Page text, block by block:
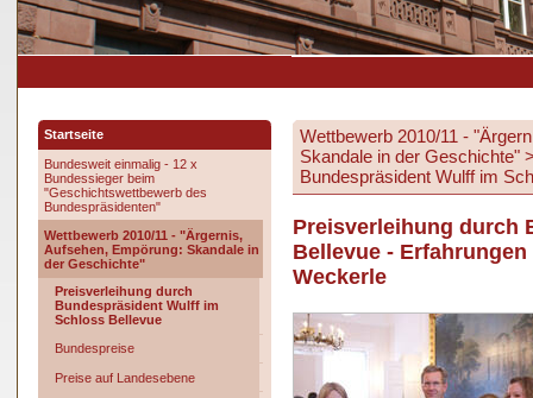
Startseite
Bundesweit einmalig - 12 x
Bundessieger beim
"Geschichtswettbewerb des
Bundespräsidenten"
Wettbewerb 2010/11 - "Ärgernis,
Aufsehen, Empörung: Skandale in
der Geschichte"
Preisverleihung durch
Bundespräsident Wulff im
Schloss Bellevue
Bundespreise
Preise auf Landesebene
Wettbewerb 2010/11 -
Skandale in der Geschichte"
Bundespräsident Wulff im
Preisverleihung durch
Bellevue -
Weckerle